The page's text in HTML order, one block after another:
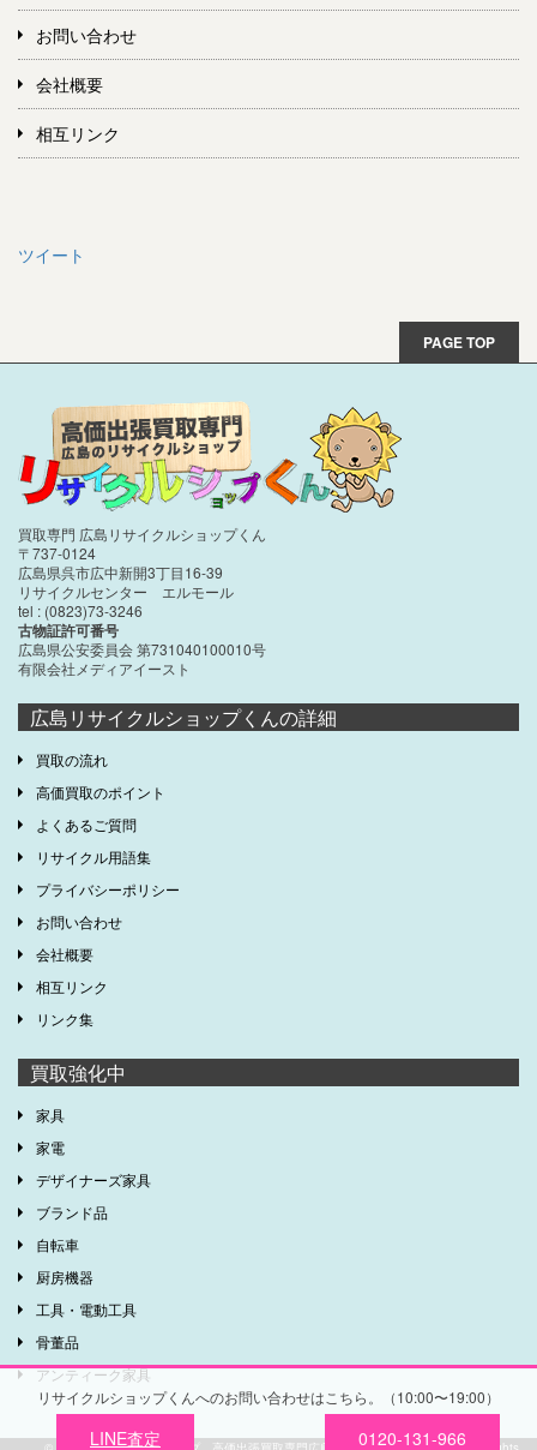
お問い合わせ
会社概要
相互リンク
ツイート
PAGE TOP
買取専門 広島リサイクルショップくん
〒737-0124
広島県呉市広中新開3丁目16-39
リサイクルセンター エルモール
tel : (0823)73-3246
古物証許可番号
広島県公安委員会 第731040100010号
有限会社メディアイースト
広島リサイクルショップくんの詳細
買取の流れ
高価買取のポイント
よくあるご質問
リサイクル用語集
プライバシーポリシー
お問い合わせ
会社概要
相互リンク
リンク集
買取強化中
家具
家電
デザイナーズ家具
ブランド品
自転車
厨房機器
工具・電動工具
骨董品
アンティーク家具
リサイクルショップくんへのお問い合わせはこちら。（10:00〜19:00）
LINE査定 0120-131-966